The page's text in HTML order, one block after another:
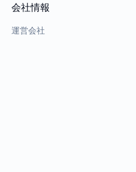
会社情報
運営会社